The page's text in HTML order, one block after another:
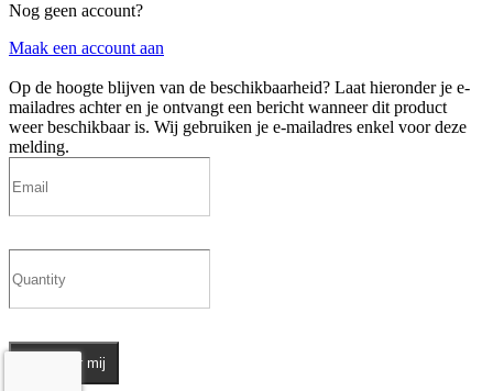
Nog geen account?
Maak een account aan
Op de hoogte blijven van de beschikbaarheid? Laat hieronder je e-
mailadres achter en je ontvangt een bericht wanneer dit product
weer beschikbaar is. Wij gebruiken je e-mailadres enkel voor deze
melding.
Informeer mij